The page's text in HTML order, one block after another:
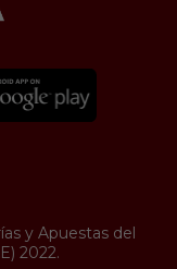
y Apuestas del
2022.